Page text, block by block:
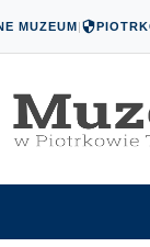
MUZEUM|